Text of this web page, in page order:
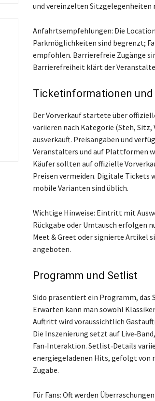
und vereinzelten Sitzgelegenheiten
Anfahrtsempfehlungen: Die
Parkmöglichkeiten sind begrenzt;
empfohlen. Barrierefreie Zugänge
Barrierefreiheit klärt der
Ticketinformationen
Der Vorverkauf startete über
variieren nach Kategorie (Steh, Sitz,
ausverkauft. Preisangaben und
Veranstalters und auf Plattformen
Käufer sollten auf offizielle
Preisen vermeiden. Digitale Tickets
mobile Varianten sind üblich.
Wichtige Hinweise: Eintritt mit
Rückgabe oder Umtausch erfolgen
Meet & Greet oder signierte Artikel
angeboten.
Programm und Setlist
Sido präsentiert ein Programm, das
Erwarten kann man sowohl
Auftritt wird voraussichtlich
Die Inszenierung setzt auf
Fan‑Interaktion. Setlist‑Details
energiegeladenen Hits, gefolgt von
Zugabe.
Für Fans: Oft werden